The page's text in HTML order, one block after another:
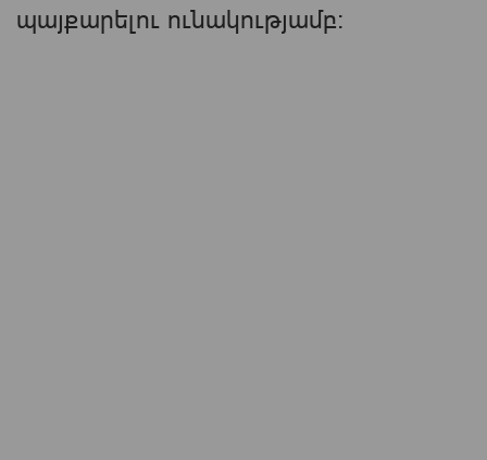
պայքարելու ունակությամբ։